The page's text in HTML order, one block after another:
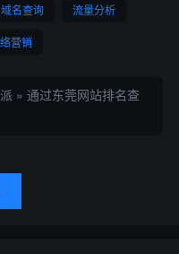
域名查询 流量分析
营销
» 通过东莞网站排名查